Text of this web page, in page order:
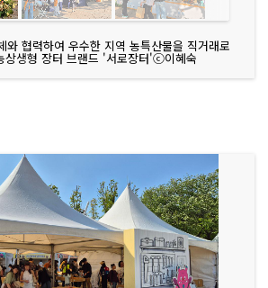
와 협력하여 우수한 지역 농특산물을 직거래로
상생형 장터 브랜드 '서로장터'ⓒ이혜숙